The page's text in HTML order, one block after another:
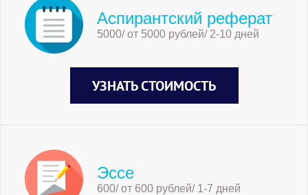
Аспирантский реферат
5000/ от 5000 рублей/ 2-10 дней
УЗНАТЬ СТОИМОСТЬ
Эссе
600/ от 600 рублей/ 1-7 дней